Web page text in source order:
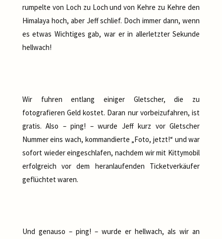
rumpelte von Loch zu Loch und von Kehre zu Kehre den
Himalaya hoch, aber Jeff schlief. Doch immer dann, wenn
es etwas Wichtiges gab, war er in allerletzter Sekunde
hellwach!
Wir fuhren entlang einiger Gletscher, die zu
fotografieren Geld kostet. Daran nur vorbeizufahren, ist
gratis. Also – ping! – wurde Jeff kurz vor Gletscher
Nummer eins wach, kommandierte „Foto, jetzt!“ und war
sofort wieder eingeschlafen, nachdem wir mit Kittymobil
erfolgreich vor dem heranlaufenden Ticketverkäufer
geflüchtet waren.
Und genauso – ping! – wurde er hellwach, als wir an